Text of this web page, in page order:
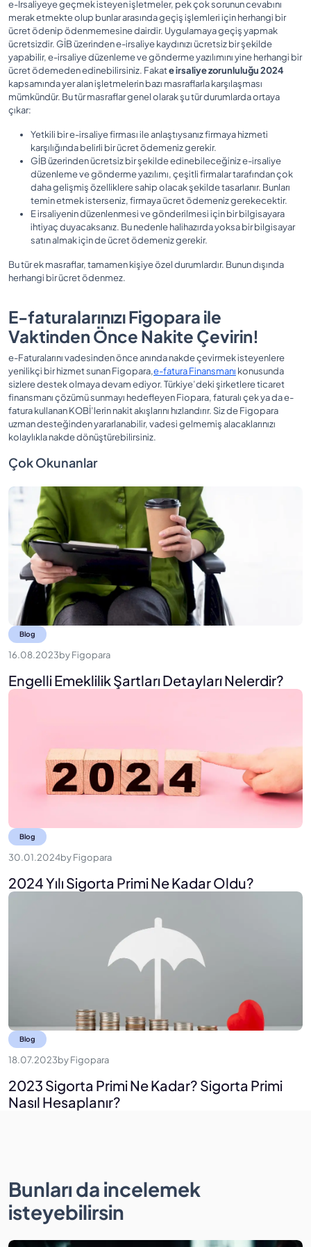
e-İrsaliyeye geçmek isteyen işletmeler, pek çok sorunun cevabını
merak etmekte olup bunlar arasında geçiş işlemleri için herhangi bir
ücret ödenip ödenmemesine dairdir. Uygulamaya geçiş yapmak
ücretsizdir. GİB üzerinden e-irsaliye kaydınızı ücretsiz bir şekilde
yapabilir, e-irsaliye düzenleme ve gönderme yazılımını yine herhangi bir
ücret ödemeden edinebilirsiniz. Fakate irsaliye zorunluluğu 2024
kapsamında yer alan işletmelerin bazı masraflarla karşılaşması
mümkündür. Bu tür masraflar genel olarak şu tür durumlarda ortaya
çıkar:
Yetkili bir e-irsaliye firması ile anlaştıysanız firmaya hizmeti
karşılığında belirli bir ücret ödemeniz gerekir.
GİB üzerinden ücretsiz bir şekilde edinebileceğiniz e-irsaliye
düzenleme ve gönderme yazılımı, çeşitli firmalar tarafından çok
daha gelişmiş özelliklere sahip olacak şekilde tasarlanır. Bunları
temin etmek isterseniz, firmaya ücret ödemeniz gerekecektir.
E irsaliyenin düzenlenmesi ve gönderilmesi için bir bilgisayara
ihtiyaç duyacaksanız. Bu nedenle halihazırda yoksa bir bilgisayar
satın almak için de ücret ödemeniz gerekir.
Bu tür ek masraflar, tamamen kişiye özel durumlardır. Bunun dışında
herhangi bir ücret ödenmez.
E-faturalarınızı Figopara ile
Vaktinden Önce Nakite Çevirin!
e-Faturalarını vadesinden önce anında nakde çevirmek isteyenlere
yenilikçi bir hizmet sunan Figopara,e-fatura Finansmanı konusunda
sizlere destek olmaya devam ediyor. Türkiye’deki şirketlere ticaret
finansmanı çözümü sunmayı hedefleyen Fiopara, faturalı çek ya da e-
fatura kullanan KOBİ’lerin nakit akışlarını hızlandırır. Siz de Figopara
uzman desteğinden yararlanabilir, vadesi gelmemiş alacaklarınızı
kolaylıkla nakde dönüştürebilirsiniz.
Çok Okunanlar
Blog
16.08.2023byFigopara
Engelli Emeklilik Şartları Detayları Nelerdir?
Blog
30.01.2024byFigopara
2024 Yılı Sigorta Primi Ne Kadar Oldu?
Blog
18.07.2023byFigopara
2023 Sigorta Primi Ne Kadar? Sigorta Primi
Nasıl Hesaplanır?
Bunları da incelemek
isteyebilirsin